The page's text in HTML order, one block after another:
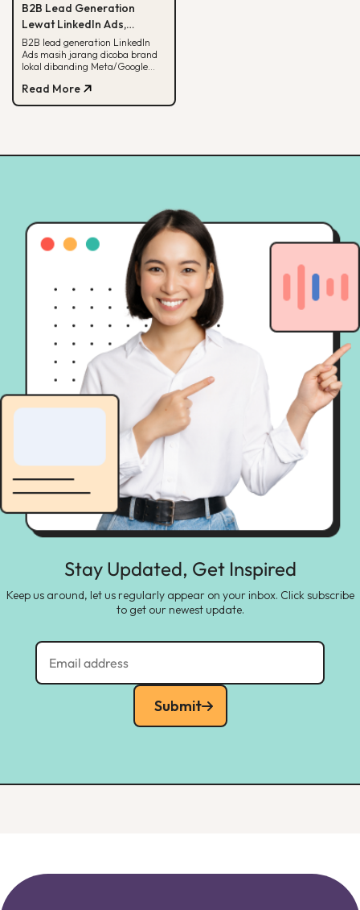
B2B Lead Generation
Lewat LinkedIn Ads,
Strategi yang Masih
Jarang Dicoba Brand
Lokal
B2B lead generation LinkedIn
Ads masih jarang dicoba brand
lokal dibanding Meta/Google
unggul buat B2B dan cara
eksekusinya.
Read More
Stay Updated, Get Inspired
Keep us around, let us regularly appear on your inbox. Click subscribe
to get our newest update.
Submit